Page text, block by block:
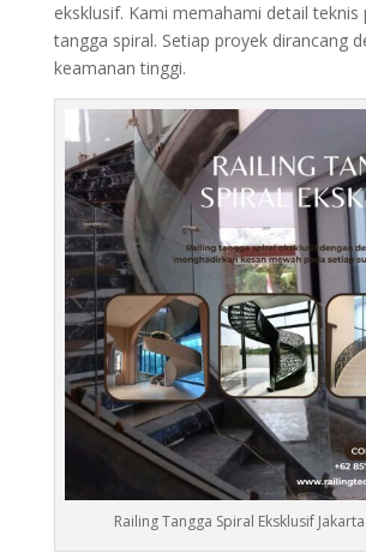
eksklusif. Kami memahami detail teknis
tangga spiral. Setiap proyek dirancang
keamanan tinggi.
Railing Tangga Spiral Eksklusif